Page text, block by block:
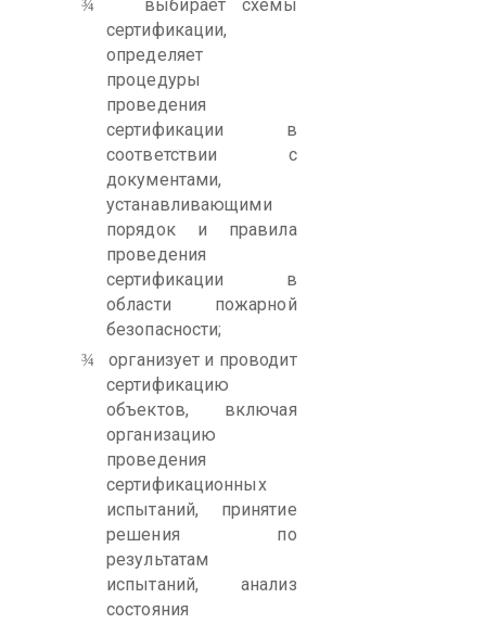
¾
выбирает схемы
сертификации,
определяет
процедуры
проведения
сертификации в
соответствии с
документами,
устанавливающими
порядок и правила
проведения
сертификации в
области пожарной
безопасности;
¾
организует и проводит
сертификацию
объектов, включая
организацию
проведения
сертификационных
испытаний, принятие
решения по
результатам
испытаний, анализ
состояния